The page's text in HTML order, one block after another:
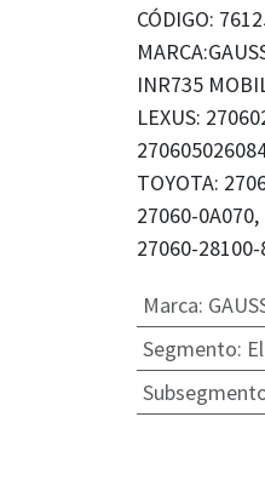
CÓDIGO:
INR735
LEXUS:
TOYOTA:
27060-
27060-
Marca:
Segmento: